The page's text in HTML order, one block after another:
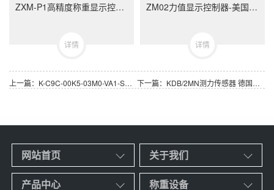
ZXM-P1高精度称重显示控制器-ZXMP1美国中克塞尔品牌称重仪表
详情
ZM02力值显示控制器-美国中克塞尔品牌称重仪表
详情
上一篇：K-C9C-00K5-03M0-VA1-S力传感器 现货供应 C9C/0.5KN德国HBM品牌 下一篇：KDB/2MN测力传感器 德国HBM品牌 检验建筑材料压缩试验机的测力仪
网站首页 关于我们
产品中心 称重设备